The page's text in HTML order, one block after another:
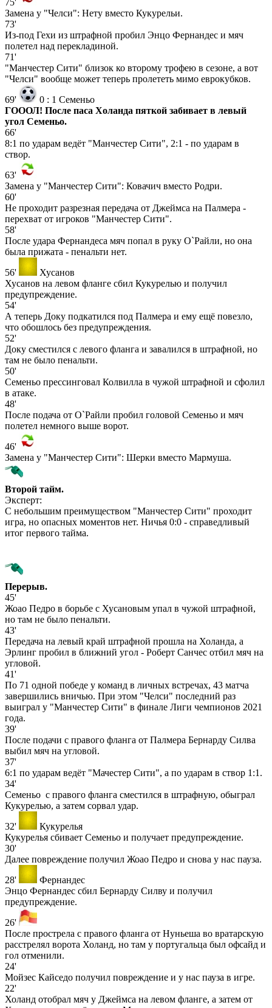
75'
Замена у "Челси": Нету вместо Кукурельи.
73'
Из-под Гехи из штрафной пробил Энцо Фернандес и мяч
полетел над перекладиной.
71'
"Манчестер Сити" близок ко второму трофею в сезоне, а вот
"Челси" вообще может теперь пролететь мимо еврокубков.
69'
0 : 1 Семеньо
ГОООЛ! После паса Холанда пяткой забивает в левый
угол Семеньо.
66'
8:1 по ударам ведёт "Манчестер Сити", 2:1 - по ударам в
створ.
63'
Замена у "Манчестер Сити": Ковачич вместо Родри.
60'
Не проходит разрезная передача от Джеймса на Палмера -
перехват от игроков "Манчестер Сити".
58'
После удара Фернандеса мяч попал в руку О`Райли, но она
была прижата - пенальти нет.
56'
Хусанов
Хусанов на левом фланге сбил Кукурелью и получил
предупреждение.
54'
А теперь Доку подкатился под Палмера и ему ещё повезло,
что обошлось без предупреждения.
52'
Доку сместился с левого фланга и завалился в штрафной, но
там не было пенальти.
50'
Семеньо прессинговал Колвилла в чужой штрафной и сфолил
в атаке.
48'
После подача от О`Райли пробил головой Семеньо и мяч
полетел немного выше ворот.
46'
Замена у "Манчестер Сити": Шерки вместо Мармуша.
Второй тайм.
Эксперт:
С небольшим преимуществом "Манчестер Сити" проходит
игра, но опасных моментов нет. Ничья 0:0 - справедливый
итог первого тайма.
Перерыв.
45'
Жоао Педро в борьбе с Хусановым упал в чужой штрафной,
но там не было пенальти.
43'
Передача на левый край штрафной прошла на Холанда, а
Эрлинг пробил в ближний угол - Роберт Санчес отбил мяч на
угловой.
41'
По 71 одной победе у команд в личных встречах, 43 матча
завершились вничью. При этом "Челси" последний раз
выиграл у "Манчестер Сити" в финале Лиги чемпионов 2021
года.
39'
После подачи с правого фланга от Палмера Бернарду Силва
выбил мяч на угловой.
37'
6:1 по ударам ведёт "Мачестер Сити", а по ударам в створ 1:1.
34'
Семеньо с правого фланга сместился в штрафную, обыграл
Кукурелью, а затем сорвал удар.
32'
Кукурелья
Кукурелья сбивает Семеньо и получает предупреждение.
30'
Далее повреждение получил Жоао Педро и снова у нас пауза.
28'
Фернандес
Энцо Фернандес сбил Бернарду Силву и получил
предупреждение.
26'
После прострела с правого фланга от Нуньеша во вратарскую
расстрелял ворота Холанд, но там у португальца был офсайд и
гол отменили.
24'
Мойзес Кайседо получил повреждение и у нас пауза в игре.
22'
Холанд отобрал мяч у Джеймса на левом фланге, а затем от